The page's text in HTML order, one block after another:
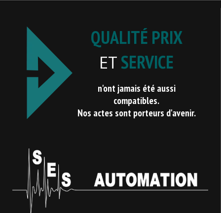
QUALITÉ PRIX
ET SERVICE
n'ont jamais été aussi
compatibles.
Nos actes sont porteurs d'avenir.